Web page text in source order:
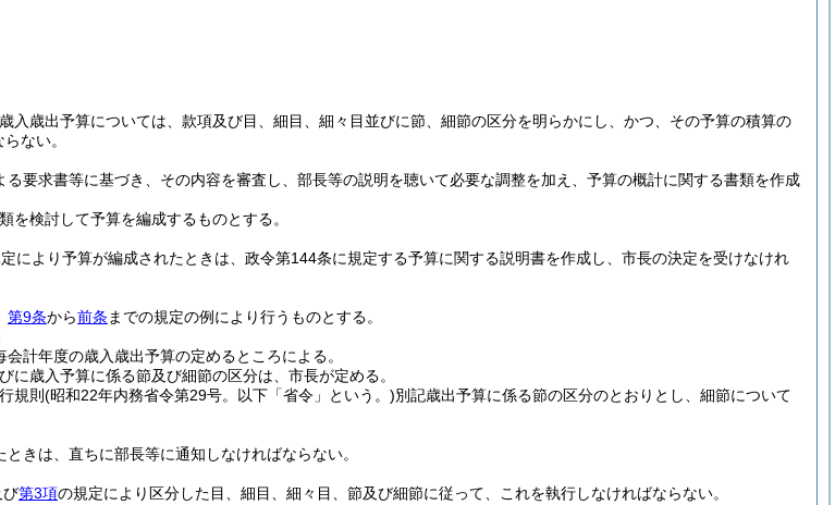
入歳出予算については、款項及び目、細目、細々目並びに節、細節の区分を明らかにし、かつ、その予算の積算の
ない。
る要求書等に基づき、その内容を審査し、部長等の説明を聴いて必要な調整を加え、予算の概計に関する書類を作成
を検討して予算を編成するものとする。
により予算が編成されたときは、政令第144条に規定する予算に関する説明書を作成し、市長の決定を受けなけれ
第9条から前条 までの規定の例により行うものとする。
計年度の歳入歳出予算の定めるところによる。
に歳入予算に係る節及び細節の区分は、市長が定める。
規則 (昭和22年内務省令第29号。以下「省令」という。)別記歳出予算に係る節の区分のとおりとし、細節について
きは、直ちに部長等に通知しなければならない。
び第3項の規定により区分した目、細目、細々目、節及び細節に従って、これを執行しなければならない。